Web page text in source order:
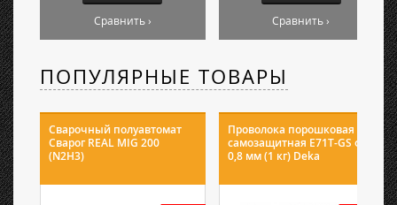
Сравнить › Сравнить ›
ПОПУЛЯРНЫЕ ТОВАРЫ
Сварочный полуавтомат
Сварог REAL MIG 200
(N2H3)
Проволока порошковая
самозащитная E71T-GS ф
0,8 мм (1 кг) Deka